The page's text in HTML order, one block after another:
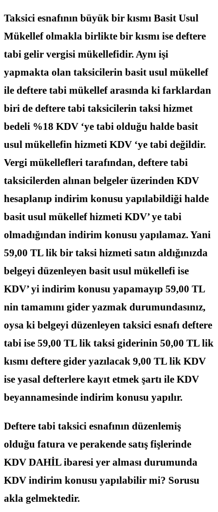
Taksici esnafının büyük bir kısmı Basit Usul
Mükellef olmakla birlikte bir kısmı ise deftere
tabi gelir vergisi mükellefidir. Aynı işi
yapmakta olan taksicilerin basit usul mükellef
ile deftere tabi mükellef arasında ki farklardan
biri de deftere tabi taksicilerin taksi hizmet
bedeli %18 KDV ‘ye tabi olduğu halde basit
usul mükellefin hizmeti KDV ‘ye tabi değildir.
Vergi mükellefleri tarafından, deftere tabi
taksicilerden alınan belgeler üzerinden KDV
hesaplanıp indirim konusu yapılabildiği halde
basit usul mükellef hizmeti KDV’ ye tabi
olmadığından indirim konusu yapılamaz. Yani
59,00 TL lik bir taksi hizmeti satın aldığınızda
belgeyi düzenleyen basit usul mükellefi ise
KDV’ yi indirim konusu yapamayıp 59,00 TL
nin tamamını gider yazmak durumundasınız,
oysa ki belgeyi düzenleyen taksici esnafı deftere
tabi ise 59,00 TL lik taksi giderinin 50,00 TL lik
kısmı deftere gider yazılacak 9,00 TL lik KDV
ise yasal defterlere kayıt etmek şartı ile KDV
beyannamesinde indirim konusu yapılır.
Deftere tabi taksici esnafının düzenlemiş
olduğu fatura ve perakende satış fişlerinde
KDV DAHİL ibaresi yer alması durumunda
KDV indirim konusu yapılabilir mi? Sorusu
akla gelmektedir.